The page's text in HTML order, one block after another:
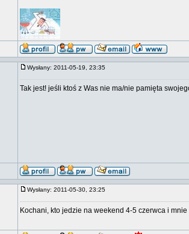
Wysłany: 2011-05-19, 23:35
Tak jest! jeśli ktoś z Was nie ma/nie pamięta
Wysłany: 2011-05-30, 23:25
Kochani, kto jedzie na weekend 4-5 czerwca i